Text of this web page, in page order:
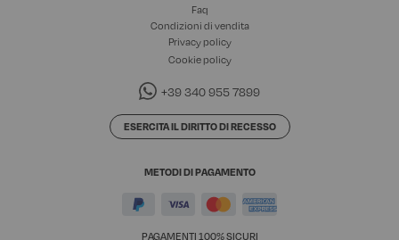
Faq
Condizioni di vendita
Privacy policy
Cookie policy
+39 340 955 7899
ESERCITA IL DIRITTO DI RECESSO
METODI DI PAGAMENTO
PAGAMENTI 100% SICURI